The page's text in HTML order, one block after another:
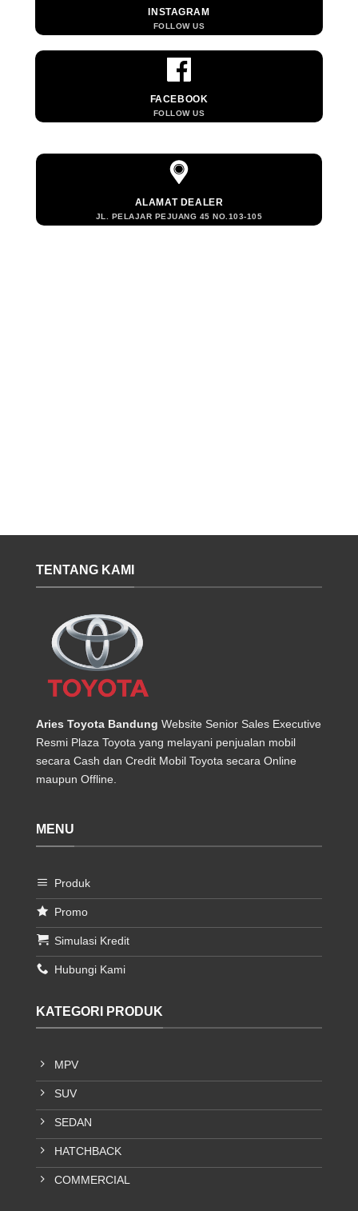
INSTAGRAM
FOLLOW US
FACEBOOK
FOLLOW US
ALAMAT DEALER
JL. PELAJAR PEJUANG 45 NO.103-105
TENTANG KAMI
Aries Toyota Bandung Website Senior Sales Executive
Resmi Plaza Toyota yang melayani penjualan mobil
secara Cash dan Credit Mobil Toyota secara Online
maupun Offline.
MENU
Produk
Promo
Simulasi Kredit
Hubungi Kami
KATEGORI PRODUK
MPV
SUV
SEDAN
HATCHBACK
COMMERCIAL